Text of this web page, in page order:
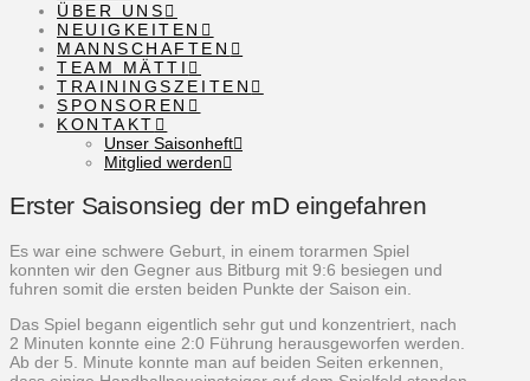
ÜBER UNS
NEUIGKEITEN
MANNSCHAFTEN
TEAM MÄTTI
TRAININGSZEITEN
SPONSOREN
KONTAKT
Unser Saisonheft
Mitglied werden
Erster Saisonsieg der mD eingefahren
Es war eine schwere Geburt, in einem torarmen Spiel
konnten wir den Gegner aus Bitburg mit 9:6 besiegen und
fuhren somit die ersten beiden Punkte der Saison ein.
Das Spiel begann eigentlich sehr gut und konzentriert, nach
2 Minuten konnte eine 2:0 Führung herausgeworfen werden.
Ab der 5. Minute konnte man auf beiden Seiten erkennen,